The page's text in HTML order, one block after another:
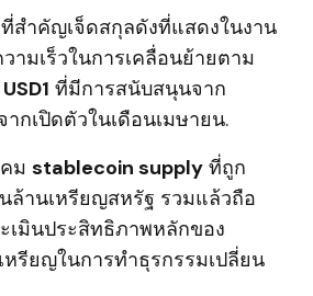
ที่สำคัญเจ็ดสกุลดังที่แสดงในงาน
ามเร็วในการเคลื่อนย้ายตาม
USD1 ที่มีการสนับสนุนจาก
กเปิดตัวในเดือนเมษายน.
ม stablecoin supplyที่ถูก
ล้านเหรียญสหรัฐ รวมแล้วถือ
เมินประสิทธิภาพหลักของ
รียญในการทำธุรกรรมเปลี่ยน